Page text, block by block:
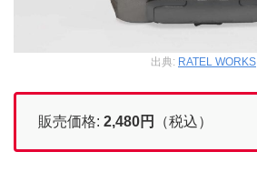
出典: RATEL WORKS
販売価格: 2,480円 （税込）